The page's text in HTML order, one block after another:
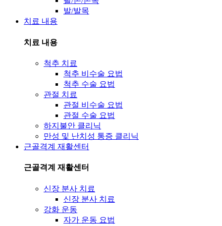
발/발목
치료 내용
치료 내용
척추 치료
척추 비수술 요법
척추 수술 요법
관절 치료
관절 비수술 요법
관절 수술 요법
하지불안 클리닉
만성 및 난치성 통증 클리닉
근골격계 재활센터
근골격계 재활센터
신장 분사 치료
신장 분사 치료
강화 운동
자가 운동 요법